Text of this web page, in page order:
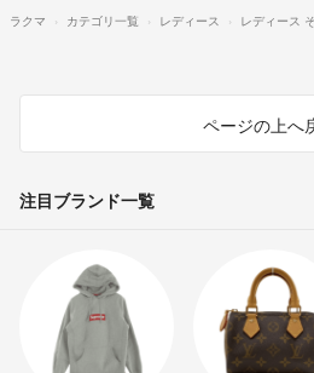
ラクマ
カテゴリ一覧 レディース レディース
ページの上へ
注目ブランド一覧